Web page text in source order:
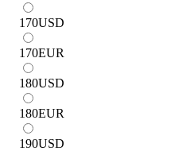
170USD
170EUR
180USD
180EUR
190USD